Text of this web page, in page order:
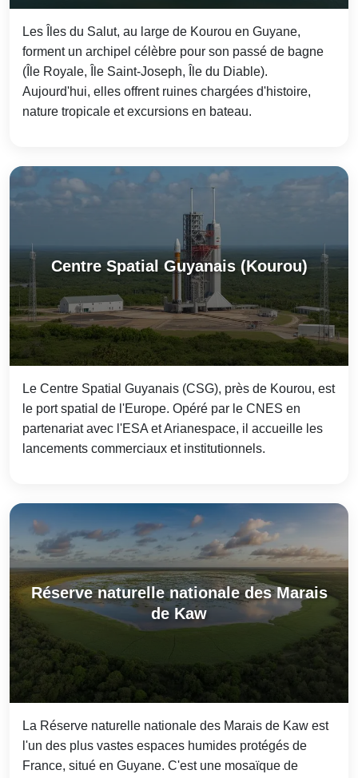
Les Îles du Salut, au large de Kourou en Guyane,
forment un archipel célèbre pour son passé de bagne
(Île Royale, Île Saint-Joseph, Île du Diable).
Aujourd'hui, elles offrent ruines chargées d'histoire,
nature tropicale et excursions en bateau.
Centre Spatial Guyanais (Kourou)
Le Centre Spatial Guyanais (CSG), près de Kourou, est
le port spatial de l'Europe. Opéré par le CNES en
partenariat avec l'ESA et Arianespace, il accueille les
lancements commerciaux et institutionnels.
Réserve naturelle nationale des Marais
de Kaw
La Réserve naturelle nationale des Marais de Kaw est
l'un des plus vastes espaces humides protégés de
France, situé en Guyane. C'est une mosaïque de